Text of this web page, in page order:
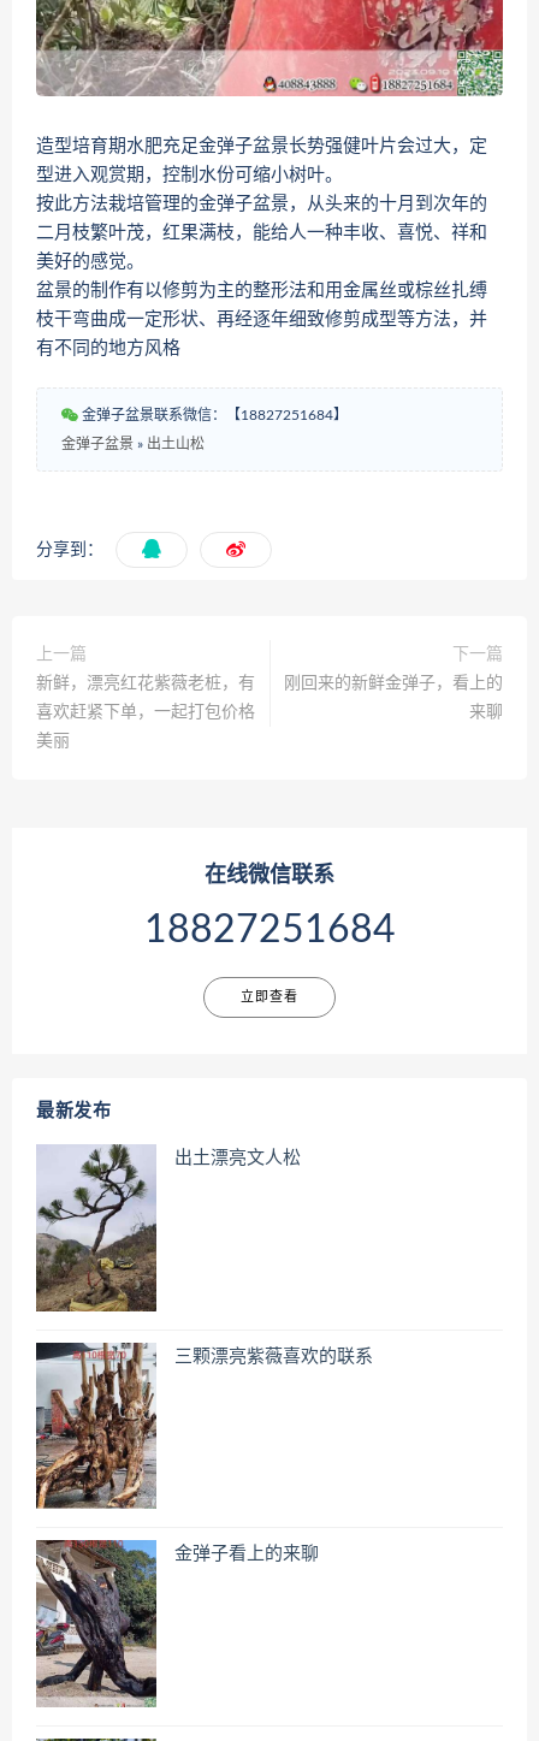
造型培育期水肥充足金弹子盆景长势强健叶片会过大，定
型进入观赏期，控制水份可缩小树叶。
按此方法栽培管理的金弹子盆景，从头来的十月到次年的
二月枝繁叶茂，红果满枝，能给人一种丰收、喜悦、祥和
美好的感觉。
盆景的制作有以修剪为主的整形法和用金属丝或棕丝扎缚
枝干弯曲成一定形状、再经逐年细致修剪成型等方法，并
有不同的地方风格
金弹子盆景联系微信：【18827251684】
金弹子盆景 » 出土山松
分享到：
上一篇
新鲜，漂亮红花紫薇老桩，有
喜欢赶紧下单，一起打包价格
美丽
下一篇
刚回来的新鲜金弹子，看上的
来聊
在线微信联系
18827251684
立即查看
最新发布
出土漂亮文人松
三颗漂亮紫薇喜欢的联系
金弹子看上的来聊